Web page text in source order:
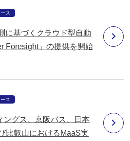
ス
に基づくクラウド型自動
Foresight」の提供を開始
ス
ングス、京阪バス、日本
比叡山におけるMaaS実